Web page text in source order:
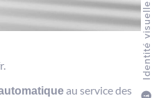
au service des